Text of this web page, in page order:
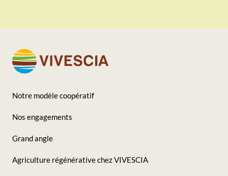
Seconde
colonne
Notre modèle coopératif
Nos engagements
Grand angle
Agriculture régénérative chez VIVESCIA